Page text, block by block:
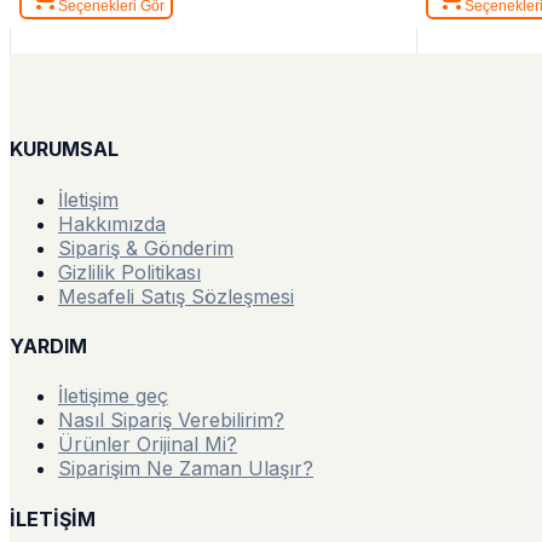
Seçenekleri Gör
KURUMSAL
İletişim
Hakkımızda
Sipariş & Gönderim
Gizlilik Politikası
Mesafeli Satış Sözleşmesi
YARDIM
İletişime geç
Nasıl Sipariş Verebilirim?
Ürünler Orijinal Mi?
Siparişim Ne Zaman Ulaşır?
İLETİŞİM